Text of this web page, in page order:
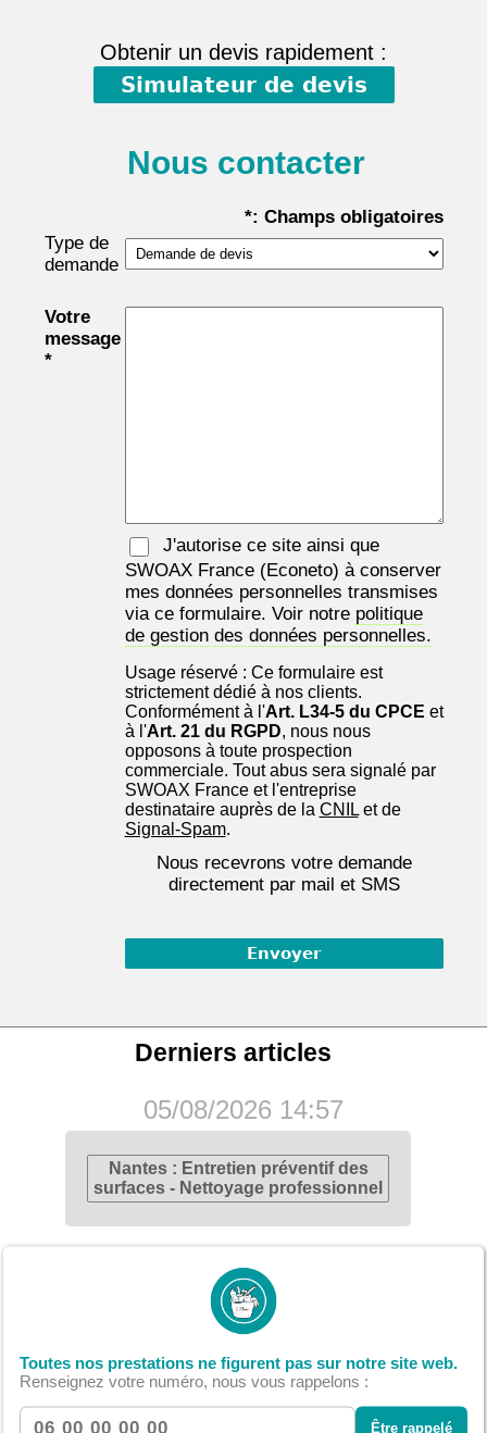
Toutes nos prestations ne figurent pas sur notre site web.
Renseignez votre numéro, nous vous rappelons :
Être rappelé
Obtenir un devis rapidement :
Simulateur de devis
Nous contacter
*: Champs obligatoires
Type de
demande
Votre
message
*
J'autorise ce site ainsi que
SWOAX France(Econeto) à conserver
mes données personnelles transmises
via ce formulaire. Voir notre politique
de gestion des données personnelles.
Usage réservé : Ce formulaire est
strictement dédié à nos clients.
Conformément à l'Art. L34-5 du CPCE et
à l'Art. 21 du RGPD, nous nous
opposons à toute prospection
commerciale. Tout abus sera signalé par
SWOAX France et l'entreprise
destinataire auprès de la CNILet de
Signal-Spam.
Nous recevrons votre demande
directement par mail et SMS
Derniers articles
05/08/2026 14:57
Nantes : Entretien préventif des
surfaces - Nettoyage professionnel
22/07/2026 20:15
Nantes : Nettoyage de fin de
optimisés